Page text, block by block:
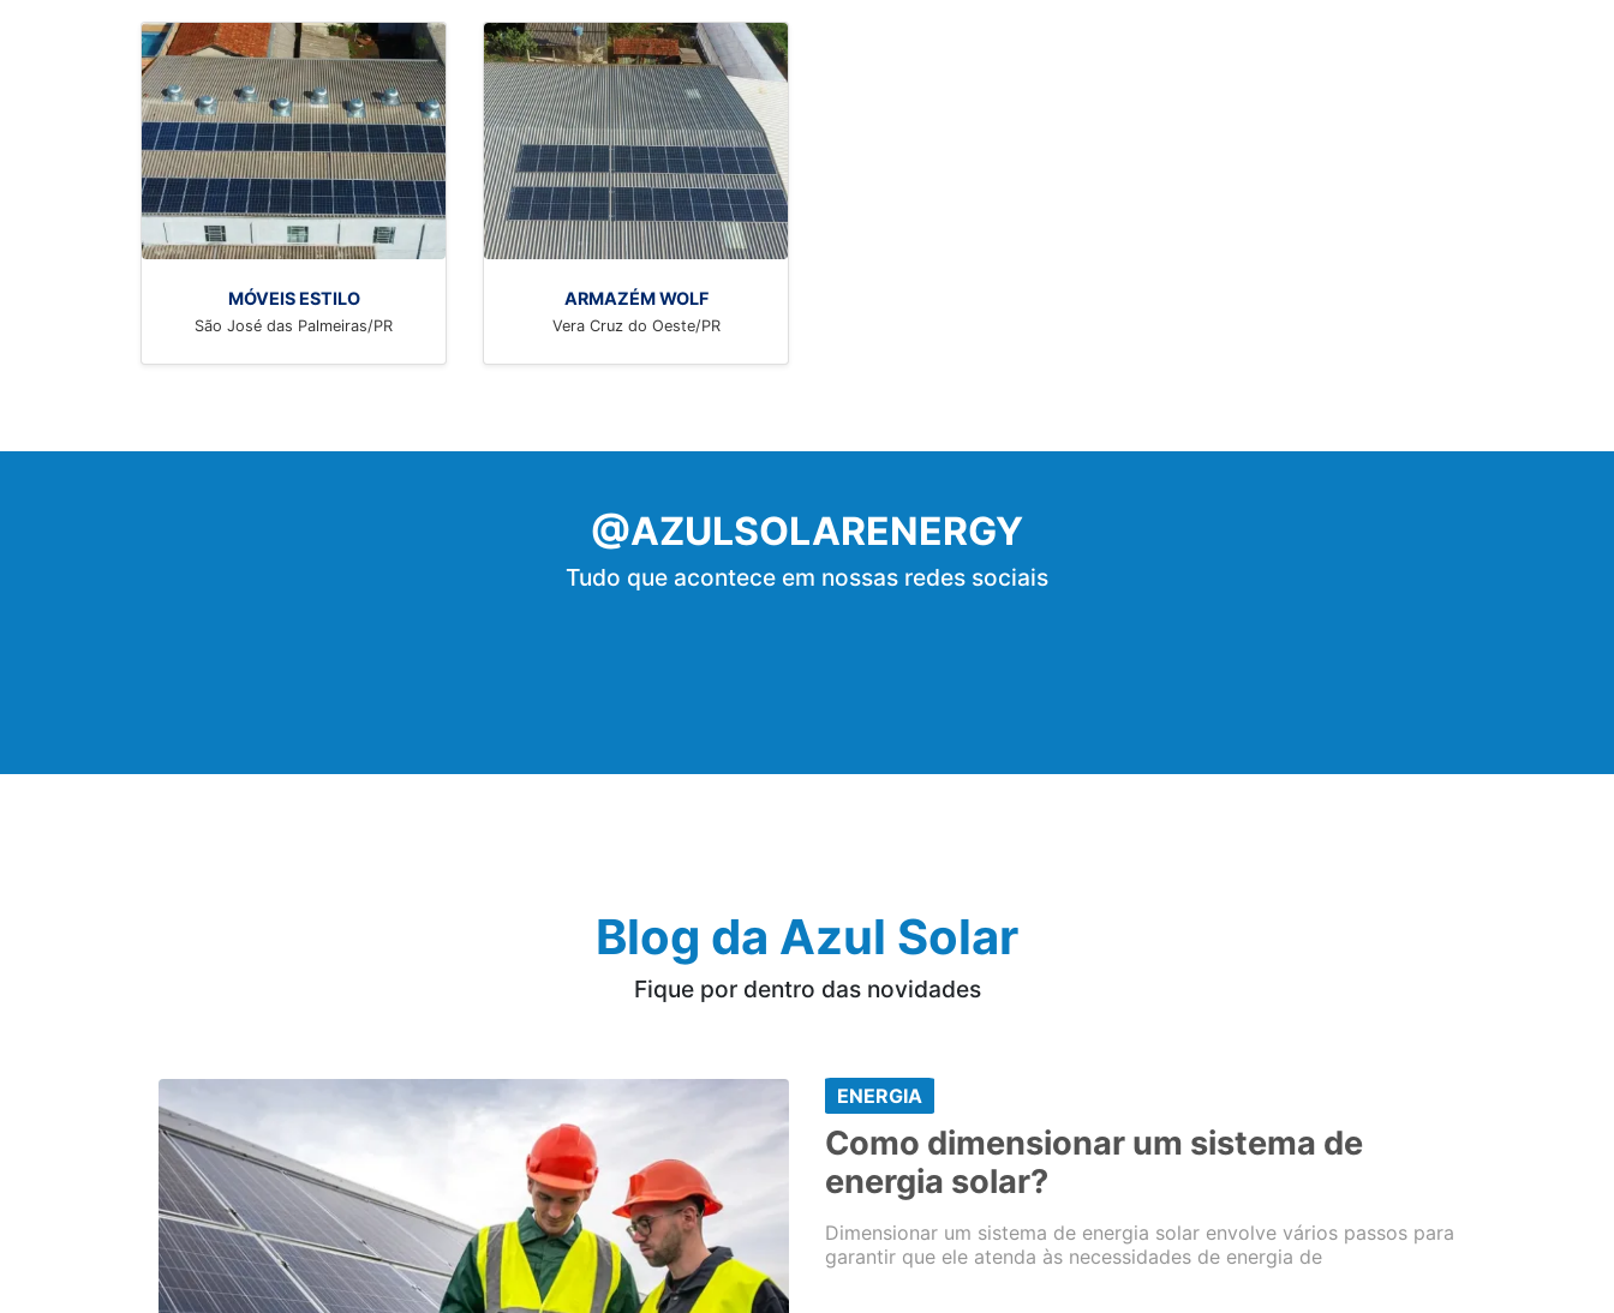
MÓVEIS ESTILO
São José das Palmeiras/PR
ARMAZÉM WOLF
Vera Cruz do Oeste/PR
@AZULSOLARENERGY
Tudo que acontece em nossas redes sociais
Blog da Azul Solar
Fique por dentro das novidades
ENERGIA
Como dimensionar um sistema de
energia solar?
Dimensionar um sistema de energia solar envolve vários passos para
garantir que ele atenda às necessidades de energia de